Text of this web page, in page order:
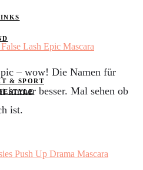
& SPORT
– wow! Die Namen für
immer besser. Mal sehen ob
ist.